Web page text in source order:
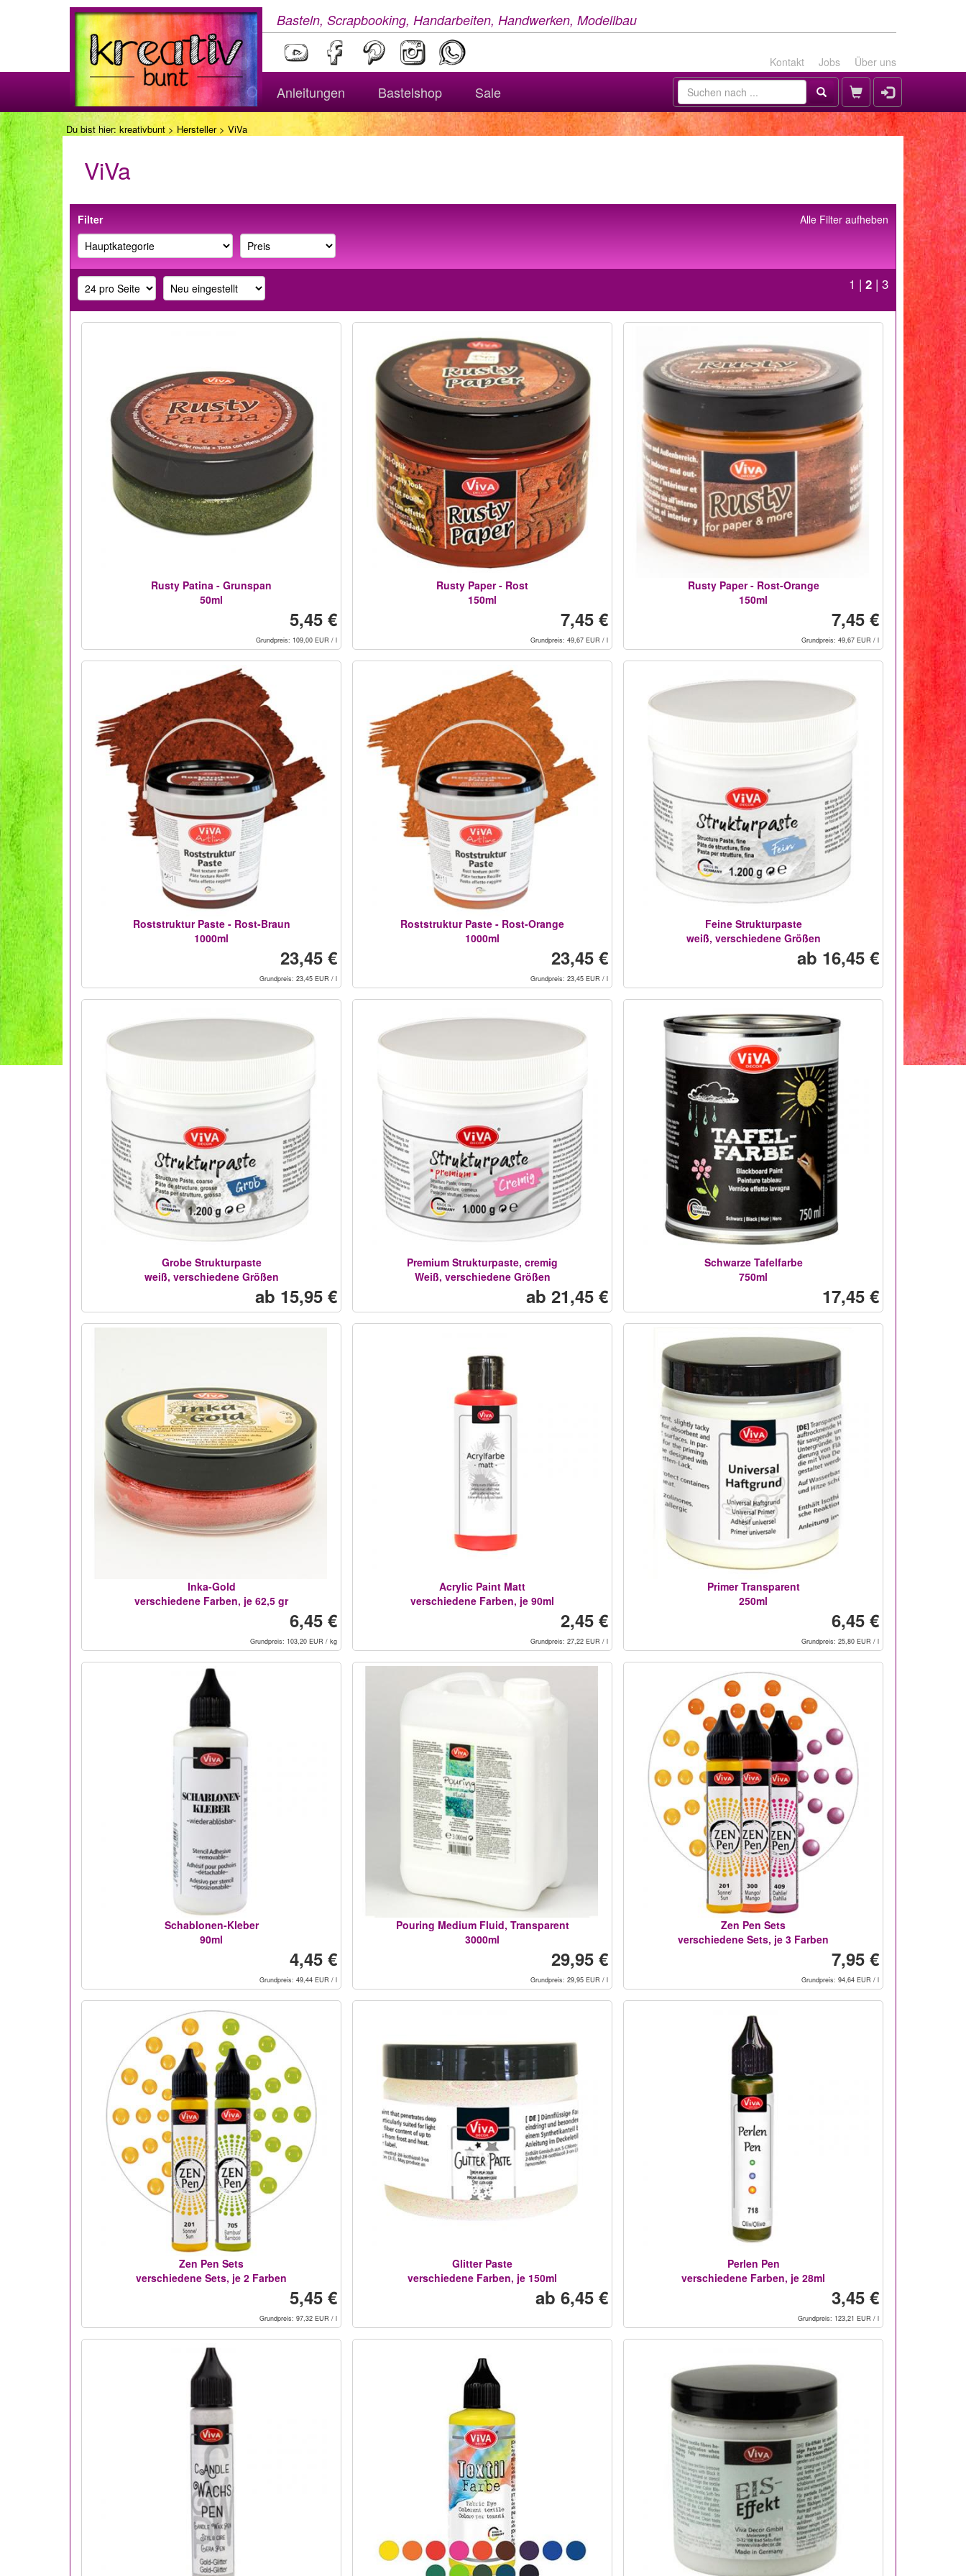
Basteln, Scrapbooking, Handarbeiten, Handwerken, Modellbau
Kontakt Jobs Über uns
Anleitungen Bastelshop Sale
Du bist hier: kreativbunt > Hersteller> ViVa
ViVa
Alle Filter aufheben
Filter
1 | 2 | 3
Rusty Patina - Grunspan
50ml
5,45 €
Grundpreis: 109,00 EUR / l
Rusty Paper - Rost
150ml
7,45 €
Grundpreis: 49,67 EUR / l
Rusty Paper - Rost-Orange
150ml
7,45 €
Grundpreis: 49,67 EUR / l
Roststruktur Paste - Rost-Braun
1000ml
23,45 €
Grundpreis: 23,45 EUR / l
Roststruktur Paste - Rost-Orange
1000ml
23,45 €
Grundpreis: 23,45 EUR / l
Feine Strukturpaste
weiß, verschiedene Größen
ab 16,45 €
Grobe Strukturpaste
weiß, verschiedene Größen
ab 15,95 €
Premium Strukturpaste, cremig
Weiß, verschiedene Größen
ab 21,45 €
Schwarze Tafelfarbe
750ml
17,45 €
Inka-Gold
verschiedene Farben, je 62,5 gr
6,45 €
Grundpreis: 103,20 EUR / kg
Acrylic Paint Matt
verschiedene Farben, je 90ml
2,45 €
Grundpreis: 27,22 EUR / l
Primer Transparent
250ml
6,45 €
Grundpreis: 25,80 EUR / l
Schablonen-Kleber
90ml
4,45 €
Grundpreis: 49,44 EUR / l
Pouring Medium Fluid, Transparent
3000ml
29,95 €
Grundpreis: 29,95 EUR / l
Zen Pen Sets
verschiedene Sets, je 3 Farben
7,95 €
Grundpreis: 94,64 EUR / l
Zen Pen Sets
verschiedene Sets, je 2 Farben
5,45 €
Grundpreis: 97,32 EUR / l
Glitter Paste
verschiedene Farben, je 150ml
ab 6,45 €
Perlen Pen
verschiedene Farben, je 28ml
3,45 €
Grundpreis: 123,21 EUR / l